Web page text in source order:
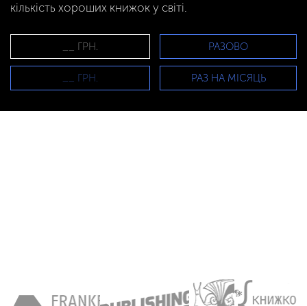
кількість хороших книжок у світі.
РАЗОВО
РАЗ НА МІСЯЦЬ